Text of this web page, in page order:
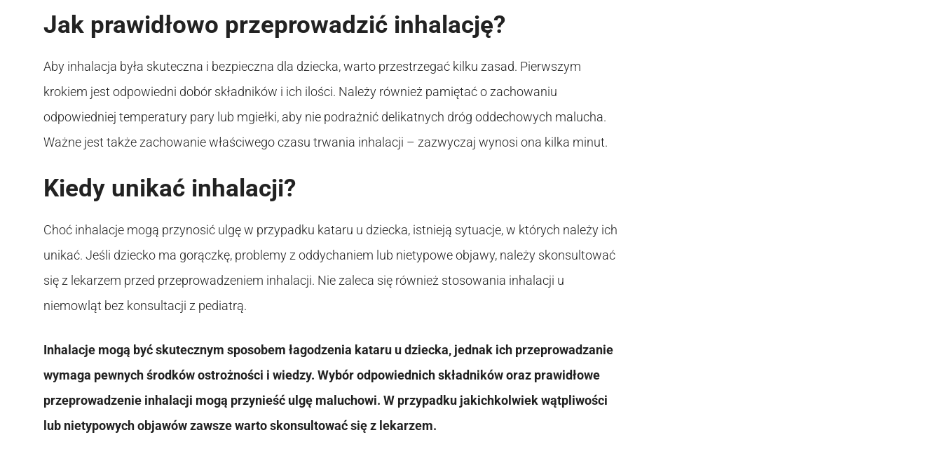
Jak prawidłowo przeprowadzić inhalację?
Aby inhalacja była skuteczna i bezpieczna dla dziecka, warto przestrzegać kilku zasad. Pierwszym
krokiem jest odpowiedni dobór składników i ich ilości. Należy również pamiętać o zachowaniu
odpowiedniej temperatury pary lub mgiełki, aby nie podrażnić delikatnych dróg oddechowych malucha.
Ważne jest także zachowanie właściwego czasu trwania inhalacji – zazwyczaj wynosi ona kilka minut.
Kiedy unikać inhalacji?
Choć inhalacje mogą przynosić ulgę w przypadku kataru u dziecka, istnieją sytuacje, w których należy ich
unikać. Jeśli dziecko ma gorączkę, problemy z oddychaniem lub nietypowe objawy, należy skonsultować
się z lekarzem przed przeprowadzeniem inhalacji. Nie zaleca się również stosowania inhalacji u
niemowląt bez konsultacji z pediatrą.
Inhalacje mogą być skutecznym sposobem łagodzenia kataru u dziecka, jednak ich przeprowadzanie
wymaga pewnych środków ostrożności i wiedzy. Wybór odpowiednich składników oraz prawidłowe
przeprowadzenie inhalacji mogą przynieść ulgę maluchowi. W przypadku jakichkolwiek wątpliwości
lub nietypowych objawów zawsze warto skonsultować się z lekarzem.